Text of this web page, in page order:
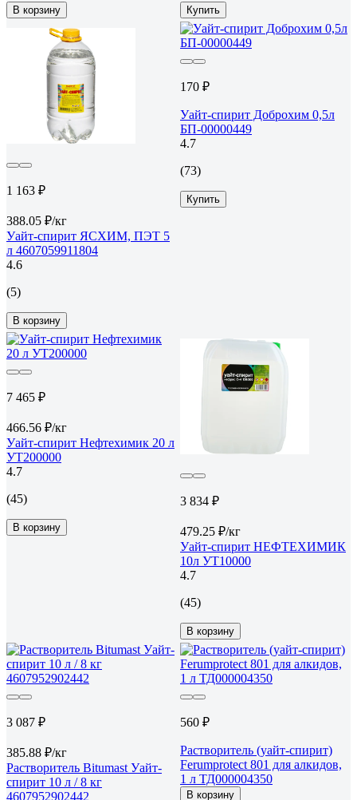
В корзину Купить
1 163 ₽
388.05 ₽/кг
Уайт-спирит ЯСХИМ, ПЭТ 5
л 4607059911804
4.6
(5)
В корзину
170 ₽
Уайт-спирит Доброхим 0,5л
БП-00000449
4.7
(73)
Купить
7 465 ₽
466.56 ₽/кг
Уайт-спирит Нефтехимик 20 л
УТ200000
4.7
(45)
В корзину
3 834 ₽
479.25 ₽/кг
Уайт-спирит НЕФТЕХИМИК
10л УТ10000
4.7
(45)
В корзину
3 087 ₽
385.88 ₽/кг
Растворитель Bitumast Уайт-
спирит 10 л / 8 кг
4607952902442
560 ₽
Растворитель (уайт-спирит)
Ferumprotect 801 для алкидов,
1 л ТД000004350
В корзину